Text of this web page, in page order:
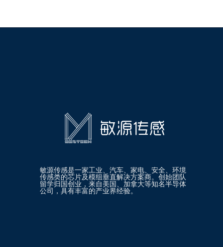
敏源传感是一家工业、汽车、家电、安全、环境
传感类的芯片及模组垂直解决方案商。创始团队
留学归国创业，来自美国、加拿大等知名半导体
公司，具有丰富的产业界经验。